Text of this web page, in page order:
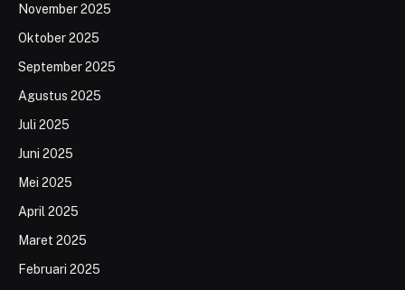
November 2025
Oktober 2025
September 2025
Agustus 2025
Juli 2025
Juni 2025
Mei 2025
April 2025
Maret 2025
Februari 2025